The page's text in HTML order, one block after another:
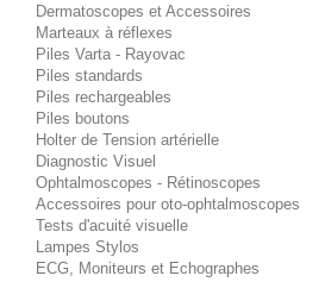
Dermatoscopes et Accessoires
Marteaux à réflexes
Piles Varta - Rayovac
Piles standards
Piles rechargeables
Piles boutons
Holter de Tension artérielle
Diagnostic Visuel
Ophtalmoscopes - Rétinoscopes
Accessoires pour oto-ophtalmoscopes
Tests d'acuité visuelle
Lampes Stylos
ECG, Moniteurs et Echographes